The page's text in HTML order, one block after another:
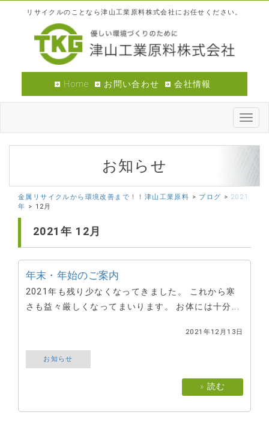
リサイクルのことなら津山工業原料株式会社にお任せください。
Home お問い合わせ 会社情報
お知らせ
金属リサイクルから環境改善まで！！津山工業原料 > ブログ > 2021
年 > 12月
2021年 12月
年末・年始のご案内
2021年も残り少なくなってきました。 これから寒
さも益々厳しくなってまいります。 お体には十分...
2021年12月13日
お知らせ
» 読む